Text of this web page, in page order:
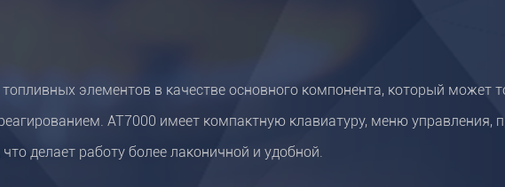
элементов в качестве основного компонента, который может
AT7000 имеет компактную клавиатуру, меню управления,
делает работу более лаконичной и удобной.